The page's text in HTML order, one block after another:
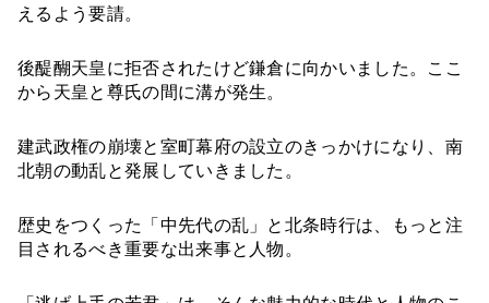
えるよう要請。
後醍醐天皇に拒否されたけど鎌倉に向かいました。ここ
から天皇と尊氏の間に溝が発生。
建武政権の崩壊と室町幕府の設立のきっかけになり、南
北朝の動乱と発展していきました。
歴史をつくった「中先代の乱」と北条時行は、もっと注
目されるべき重要な出来事と人物。